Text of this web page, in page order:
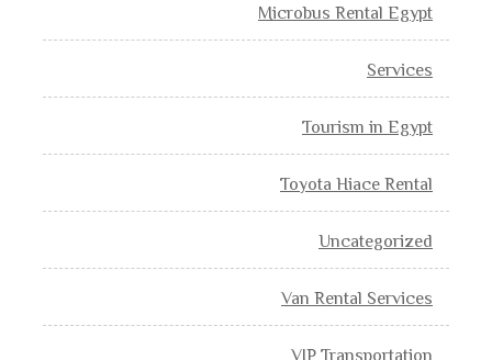
Microbus Rental Egypt
Services
Tourism in Egypt
Toyota Hiace Rental
Uncategorized
Van Rental Services